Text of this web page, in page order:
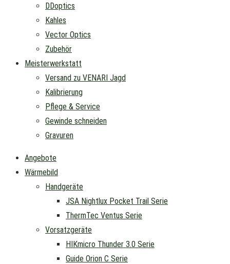
DDoptics
Kahles
Vector Optics
Zubehör
Meisterwerkstatt
Versand zu VENARI Jagd
Kalibrierung
Pflege & Service
Gewinde schneiden
Gravuren
Angebote
Wärmebild
Handgeräte
JSA Nightlux Pocket Trail Serie
ThermTec Ventus Serie
Vorsatzgeräte
HIKmicro Thunder 3.0 Serie
Guide Orion C Serie